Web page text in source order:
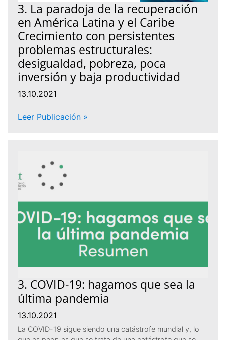
3. La paradoja de la recuperación
en América Latina y el Caribe
Crecimiento con persistentes
problemas estructurales:
desigualdad, pobreza, poca
inversión y baja productividad
13.10.2021
Leer Publicación »
3. COVID-19: hagamos que sea la
última pandemia
13.10.2021
La COVID-19 sigue siendo una catástrofe mundial y, lo